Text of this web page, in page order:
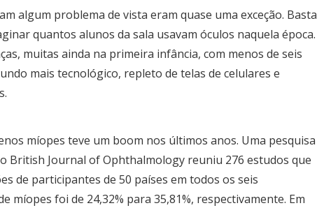
algum problema de vista eram quase uma exceção. Basta
quantos alunos da sala usavam óculos naquela época.
muitas ainda na primeira infância, com menos de seis
mais tecnológico, repleto de telas de celulares e
míopes teve um boom nos últimos anos. Uma pesquisa
British Journal of Ophthalmology reuniu 276 estudos que
de participantes de 50 países em todos os seis
míopes foi de 24,32% para 35,81%, respectivamente. Em